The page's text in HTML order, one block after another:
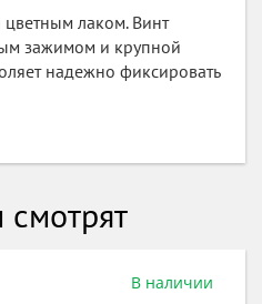
лаком. Винт
зажимом и крупной
надежно фиксировать
В наличии